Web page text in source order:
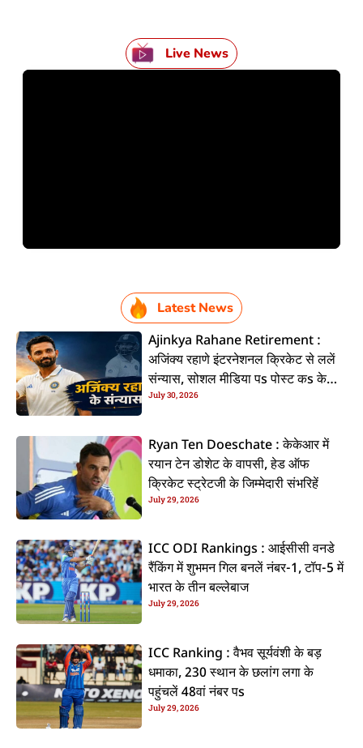
Live News
Latest News
Ajinkya Rahane Retirement :
अजिंक्य रहाणे इंटरनेशनल क्रिकेट से ललें
संन्यास, सोशल मीडिया पs पोस्ट कs के
कइलें एलान
July 30, 2026
Ryan Ten Doeschate : केकेआर में
रयान टेन डोशेट के वापसी, हेड ऑफ
क्रिकेट स्ट्रेटजी के जिम्मेदारी संभरिहें
July 29, 2026
ICC ODI Rankings : आईसीसी वनडे
रैंकिंग में शुभमन गिल बनलें नंबर-1, टॉप-5 में
भारत के तीन बल्लेबाज
July 29, 2026
ICC Ranking : वैभव सूर्यवंशी के बड़
धमाका, 230 स्थान के छलांग लगा के
पहुंचलें 48वां नंबर पs
July 29, 2026